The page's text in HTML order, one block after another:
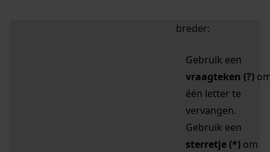
breder:
Gebruik een
vraagteken (?)
één letter te
vervangen.
Gebruik een
sterretje (*) om